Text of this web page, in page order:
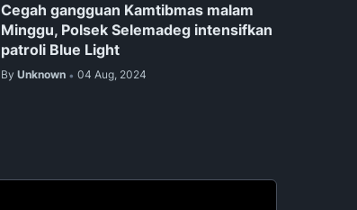
Cegah gangguan Kamtibmas malam
Minggu, Polsek Selemadeg intensifkan
patroli Blue Light
By Unknown • 04 Aug, 2024